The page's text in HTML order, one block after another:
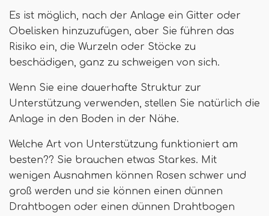
Es ist möglich, nach der Anlage ein Gitter oder
Obelisken hinzuzufügen, aber Sie führen das
Risiko ein, die Wurzeln oder Stöcke zu
beschädigen, ganz zu schweigen von sich.
Wenn Sie eine dauerhafte Struktur zur
Unterstützung verwenden, stellen Sie natürlich die
Anlage in den Boden in der Nähe.
Welche Art von Unterstützung funktioniert am
besten?? Sie brauchen etwas Starkes. Mit
wenigen Ausnahmen können Rosen schwer und
groß werden und sie können einen dünnen
Drahtbogen oder einen dünnen Drahtbogen